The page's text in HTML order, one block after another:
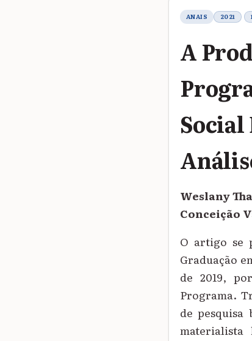
ANAIS 2021
A
Social
Weslany
Conceição
O artigo se
Graduação
de 2019,
Programa.
de pesquisa